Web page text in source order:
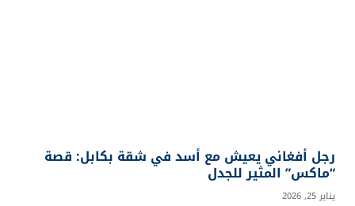
رجل أفغاني يعيش مع أسد في شقة بكابل: قصة
“ماكس” المثير للجدل
يناير 25, 2026